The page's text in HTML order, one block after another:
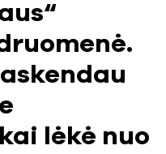
lėkė nuo